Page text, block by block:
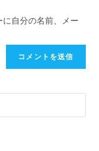
自分の名前、メー